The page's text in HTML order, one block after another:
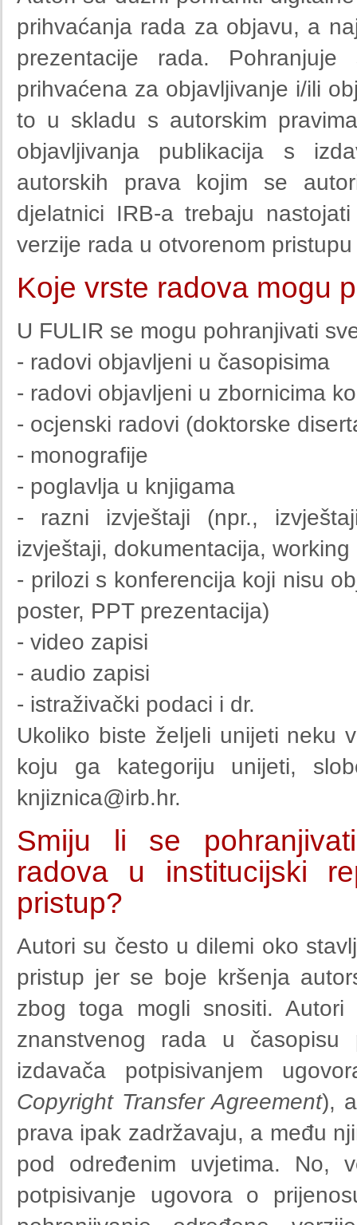
prihvaćanja rada za objavu, a
prezentacije rada.
prihvaćena za objavljivanje i/ili
to u skladu s autorskim
objavljivanja publikacija s
autorskih prava kojim se
djelatnici IRB-a trebaju
verzije rada u otvorenom
Koje vrste radova mogu
U FULIR se mogu pohranjivati
- radovi objavljeni u časopisima
- radovi objavljeni u zbornicima
- ocjenski radovi (doktorske
- monografije
- poglavlja u knjigama
- razni izvještaji (npr.,
izvještaji, dokumentacija, working
- prilozi s konferencija koji nisu
poster, PPT prezentacija)
- video zapisi
- audio zapisi
- istraživački podaci i dr.
Ukoliko biste željeli unijeti neku
koju ga kategoriju unijeti,
knjiznica@irb.hr.
Smiju li se
radova u institucijski
pristup?
Autori su često u dilemi oko
pristup jer se boje kršenja
zbog toga mogli snositi. Autori
znanstvenog rada u
izdavača potpisivanjem
Copyright Transfer Agreement),
prava ipak zadržavaju, a među
pod određenim uvjetima. No,
potpisivanje ugovora o